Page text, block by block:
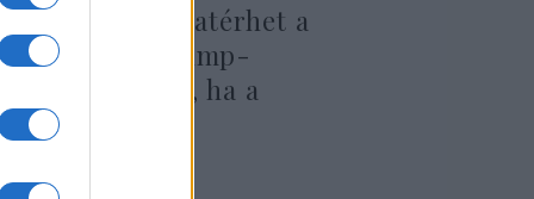
visszatérhet a
lazíthat a Trump-
nyomásán”, ha a